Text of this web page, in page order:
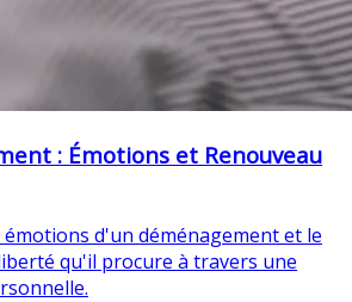
: Émotions et Renouveau
émotions d'un déménagement et le
qu'il procure à travers une